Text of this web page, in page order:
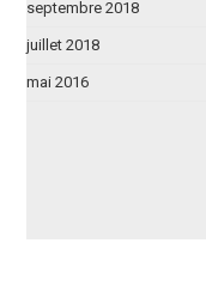
septembre 2018
juillet 2018
mai 2016